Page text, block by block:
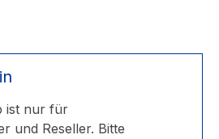
ist nur für
und Reseller. Bitte